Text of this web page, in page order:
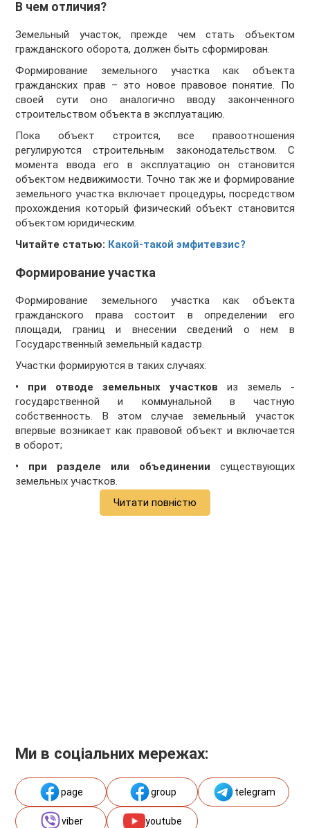
В чем отличия?
Земельный участок, прежде чем стать объектом
гражданского оборота, должен быть сформирован.
Формирование земельного участка как объекта
гражданских прав – это новое правовое понятие. По
своей сути оно аналогично вводу законченного
строительством объекта в эксплуатацию.
Пока объект строится, все правоотношения
регулируются строительным законодательством. С
момента ввода его в эксплуатацию он становится
объектом недвижимости. Точно так же и формирование
земельного участка включает процедуры, посредством
прохождения который физи­ческий объект становится
объектом юридическим.
Читайте статью: Какой-такой эмфитевзис?
Формирование участка
Формирование земельного участка как объекта
гражданского права состоит в определении его
площади, границ и внесении сведений о нем в
Государственный земельный кадастр.
Участки формируются в таких случаях:
• при отводе земельных участков из земель ­
государственной и коммунальной в частную
собственность. В этом случае земельный учас­ток
впервые возникает как правовой объект и включается
в оборот;
• при разделе или объ­единении существующих
земельных участков.
Читати повністю
Ми в соціальних мережах:
page group telegram
viber youtube